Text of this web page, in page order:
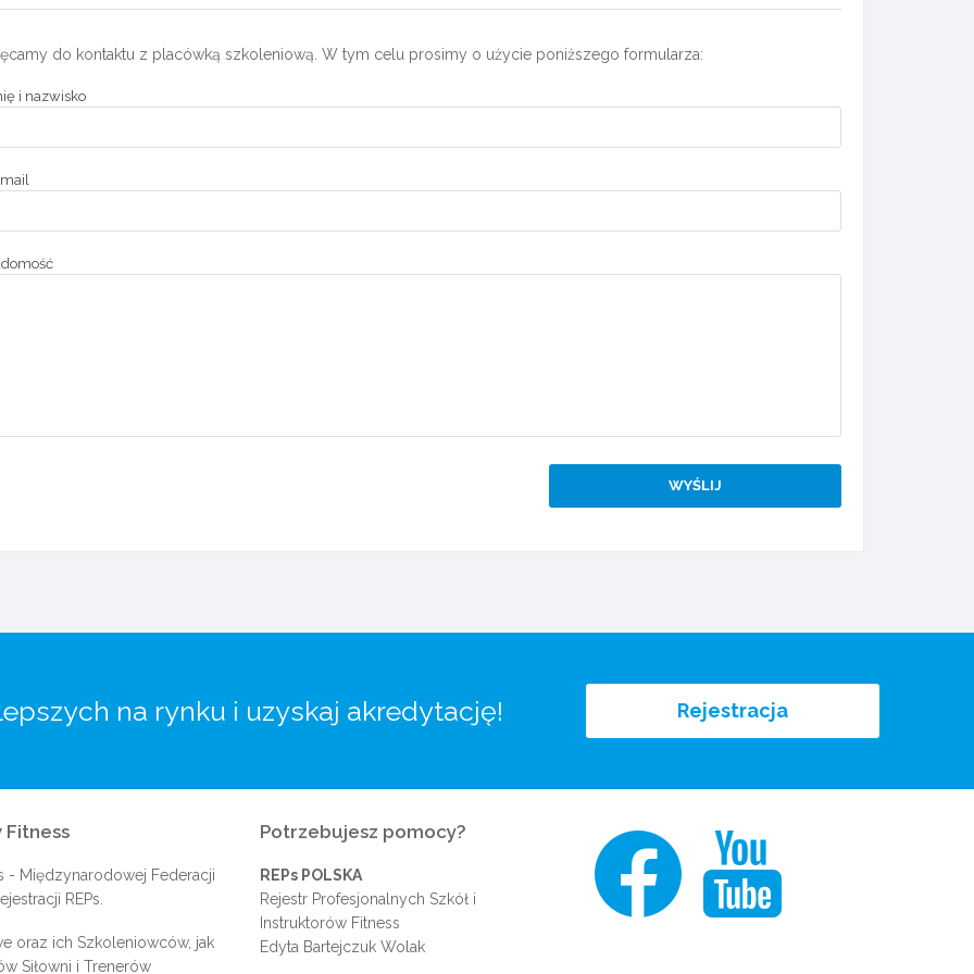
do kontaktu z placówką szkoleniową. W tym celu prosimy o użycie poniższego formularza:
i nazwisko
na rynku i uzyskaj akredytację! Rejestracja
Fitness
- Międzynarodowej Federacji
REPs.
oraz ich Szkoleniowców, jak
Siłowni i Trenerów
Potrzebujesz pomocy?
REPs POLSKA
Rejestr Profesjonalnych Szkół i
Instruktorów Fitness
Edyta Bartejczuk Wolak